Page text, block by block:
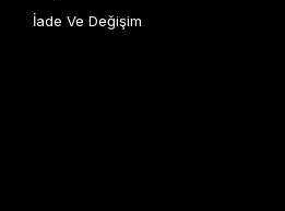
İade Ve Değişim